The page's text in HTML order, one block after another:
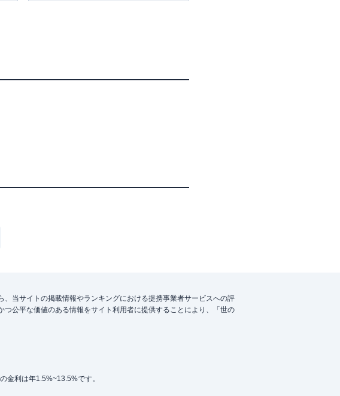
当サイトの掲載情報やランキングにおける提携事業者サービスへの評
公平な価値のある情報をサイト利用者に提供することにより、「世の
金利は年1.5%~13.5%です。